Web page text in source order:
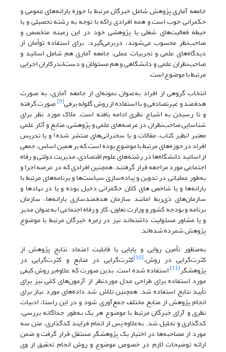
جامعه آماری پژوهش شامل خبرگان مرتبط با حوزه یارانه‌های عمومی و
حکمرانی خوب است و همه افرادی راکه با توجه به رشته تحصیلی و یا
حیطه فعالیت‌های شغلی یا پژوهشی خود در این زمینه متخصص و
صاحب‌نظر محسوب می‌شوند، دربرمی‌گیرد. برای استفاده توأمان از
دیدگاه‌های علمی و تجربیات عملی، جامعه آماری هم شامل اساتید و
صاحب‌نظران علمی و دانشگاهی و هم مسئولان و دست‌اندرکاران اجرایی
مرتبط با موضوع است.
انتخاب گروهی از افراد به‌عنوان نمونه‌ای از جامعه آماری، به صورت
هدفمند و غیرتصادفی و با استفاده از روش گلوله برفی[9] صورت گرفته
و تا رسیدن به اشباع نظری ادامه یافته است. ملاک مورد نظر برای
شناسایی صاحب‌نظران در عرصه‌های علمی و پژوهشی، منابع و آثار علمی
معتبر (نظیر کتاب، مقالات و یا سخنرانی‌های منتشر شده) و یا تدریس
افراد در حوزه‌های مرتبط با موضوع بوده است که بر همین اساس، جمعی
از اساتید دانشگاه‌ها در رشته‌های علوم اقتصادی، مدیریت دولتی و رفاه
اجتماعی مورد مراجعه قرار گرفتند. همچنین افرادی که در عرصه اجرا و
به‌طور عملیاتی در تدوین و پیاده‌سازی سیاست‌ها و برنامه‌های مرتبط با
یارانه‌ها و یا شاخص های کلان حکمرانی دخیل بوده و یا در نهادها و
سازمان‌های ذی‌ربط (مانند سازمان هدفمندسازی یارانه‌ها، سازمان
برنامه و بودجه کشور و وزارت تعاون، کار و رفاه اجتماعی) به‌عنوان مدیر
و یا مشاور مسئولیت داشته‌اند نیز در زمره خبرگان مرتبط با موضوع
پژوهش شمرده شده‌اند.
به‌منظور تأمین روایی و پایایی یا قابلیت اعتماد نتایج پژوهش از
کثرت‌گرایی در روش،[10] کثرت‌گرایی در منابع و کثرت‌گرایی در
پژوهشگر[11] استفاده شده است. بدین صورت که علاوه‌بر روش کیفی
مورد استفاده برای طراحی مدل موردنظر از آزمون‌های کمّی نیز برای
تأیید نتایج استفاده شد. همچنین تلاش شد داده‌های مورد نیاز برای
انجام پژوهش از منابع مختلف جمع‌آوری شود و در این راستا، ادبیات
نظری و آرای خبرگان مرتبط با موضوع هر یک به‌طور جداگانه بررسی،
کدگذاری و تحلیل شد. به‌علاوه پس از اتمام فرایند کدگذاری، متن سه
مورد از مصاحبه‌ها در اختیار یک پژوهشگر مستقل قرار گرفت و ضمن
ارائه توضیحات لازم در خصوص موضوع و روش انجام تحقیق از وی